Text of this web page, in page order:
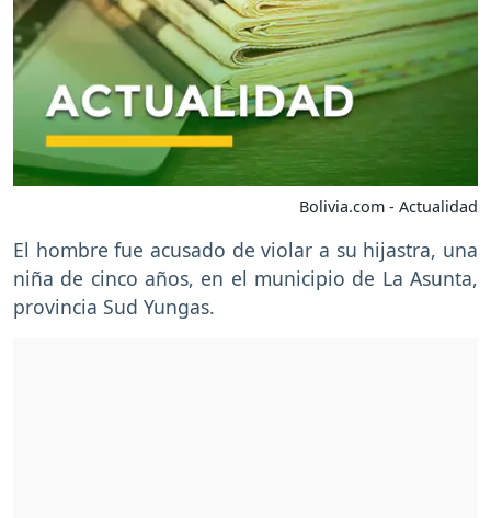
Bolivia.com - Actualidad
El hombre fue acusado de violar a su hijastra, una
niña de cinco años, en el municipio de La Asunta,
provincia Sud Yungas.